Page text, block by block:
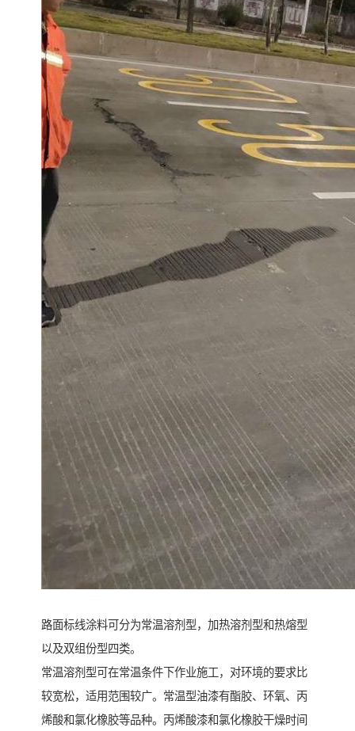
路面标线涂料可分为常温溶剂型，加热溶剂型和热熔型
以及双组份型四类。
常温溶剂型可在常温条件下作业施工，对环境的要求比
较宽松，适用范围较广。常温型油漆有酯胶、环氧、丙
烯酸和氯化橡胶等品种。丙烯酸漆和氯化橡胶干燥时间